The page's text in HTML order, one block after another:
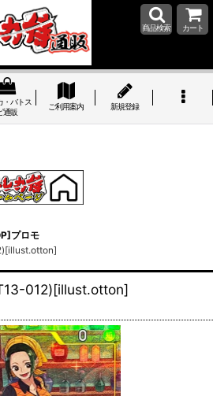
商品検索 カート
・バトス
通販
ご利用案内 新規登録
プロモ
012)[illust.otton]